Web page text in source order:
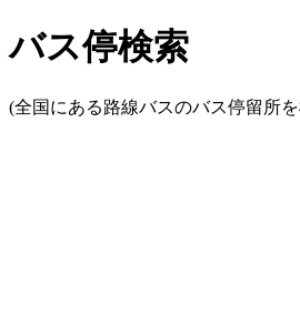
バス停検索
(全国にある路線バスのバス停留所